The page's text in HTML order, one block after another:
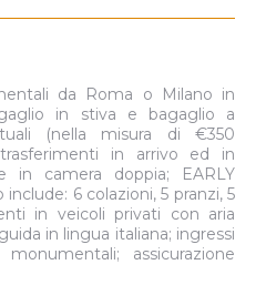
da Roma o Milano in
in stiva e bagaglio a
(nella misura di €350
in arrivo ed in
in camera doppia; EARLY
6 colazioni, 5 pranzi, 5
in veicoli privati con aria
in lingua italiana; ingressi
assicurazione